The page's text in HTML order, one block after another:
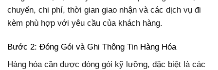
chuyển, chi phí, thời gian giao nhận và các dịch vụ đi
kèm phù hợp với yêu cầu của khách hàng.
Bước 2: Đóng Gói và Ghi Thông Tin Hàng Hóa
Hàng hóa cần được đóng gói kỹ lưỡng, đặc biệt là các